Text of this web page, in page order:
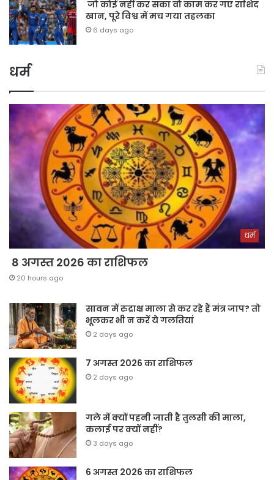
जो कोई नहीं कर सका वो काम कर गए राशिद
खान, पूरे विश्व में मच गया तहलका
6 days ago
धर्म
धर्म
8 अगस्त 2026 का राशिफल
20 hours ago
सावन में रुद्राक्ष माला से कर रहे हैं मंत्र जाप? तो
भूलकर भी न करें ये गलतियां
2 days ago
7 अगस्त 2026 का राशिफल
2 days ago
गले में क्यों पहनी जाती है तुलसी की माला,
कलाई पर क्यों नहीं?
3 days ago
6 अगस्त 2026 का राशिफल